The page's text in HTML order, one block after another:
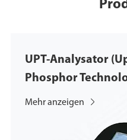
UPT-Analysator
Phosphor
Mehr anzeigen 